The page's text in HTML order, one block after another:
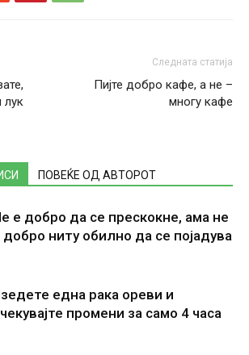
лук
Следната статија
Пијте добро кафе, а не –
многу кафе
ПОВЕЌЕ ОД АВТОРОТ
е добро да се прескокне, ама не
добро ниту обилно да се појадува
една рака ореви и
промени за само 4 часа